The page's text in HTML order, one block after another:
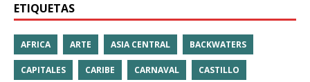
ETIQUETAS
AFRICA ARTE ASIA CENTRAL BACKWATERS
CAPITALES CARIBE CARNAVAL CASTILLO